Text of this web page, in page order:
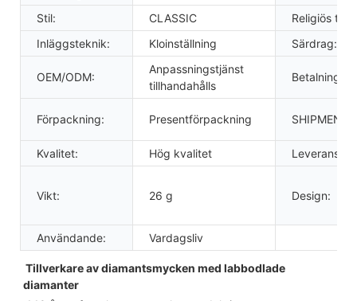
Stil:
CLASSIC
Religiös typ:
Inläggsteknik:
Kloinställning Särdrag:
OEM/ODM:
Anpassningstjänst
tillhandahålls
Betalning:
Förpackning: Presentförpackning SHIPMENT:
Kvalitet: Hög kvalitet Leveranstid:
Vikt: 26 g Design:
Användande: Vardagsliv
Tillverkare av diamantsmycken med labbodlade
diamanter